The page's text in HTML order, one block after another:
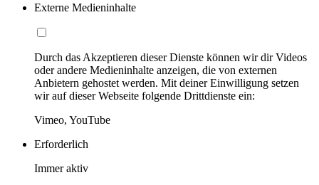
Externe Medieninhalte
Durch das Akzeptieren dieser Dienste können wir dir Videos
oder andere Medieninhalte anzeigen, die von externen
Anbietern gehostet werden. Mit deiner Einwilligung setzen
wir auf dieser Webseite folgende Drittdienste ein:
Vimeo, YouTube
Erforderlich
Immer aktiv